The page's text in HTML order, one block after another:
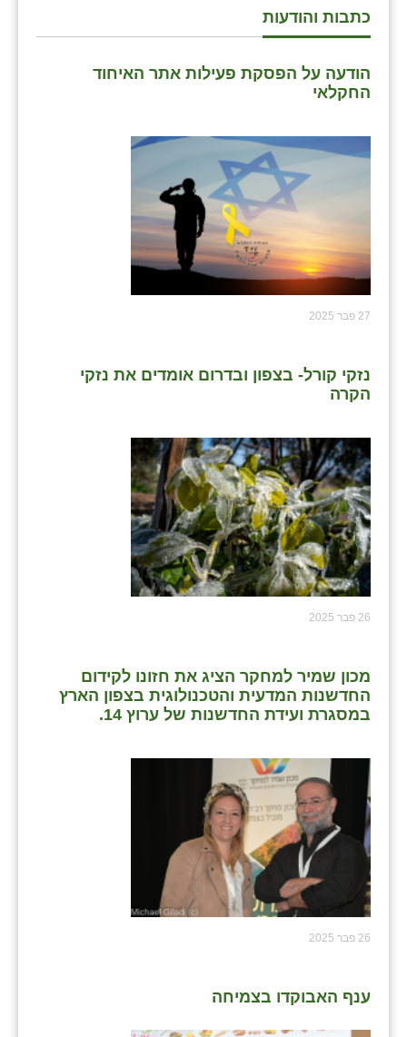
כתבות והודעות
הודעה על הפסקת פעילות אתר האיחוד
החקלאי
27 פבר 2025
נזקי קורל- בצפון ובדרום אומדים את נזקי
הקרה
26 פבר 2025
מכון שמיר למחקר הציג את חזונו לקידום
החדשנות המדעית והטכנולוגית בצפון הארץ
במסגרת ועידת החדשנות של ערוץ 14.
26 פבר 2025
ענף האבוקדו בצמיחה